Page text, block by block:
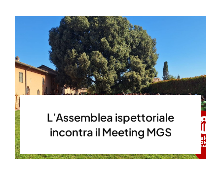
L’Assemblea ispettoriale
incontra il Meeting MGS